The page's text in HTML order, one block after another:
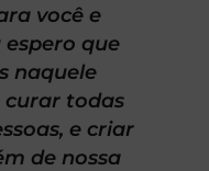
você e
espero que
naquele
curar todas
e criar
de nossa